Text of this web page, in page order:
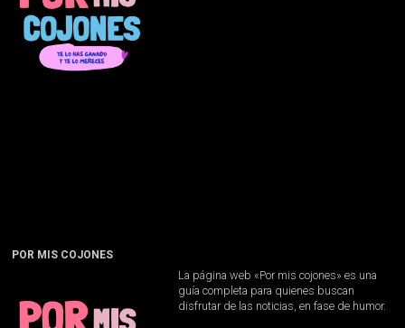
POR MIS COJONES
La página web «Por mis cojones» es una
guía completa para quienes buscan
disfrutar de las noticias, en fase de humor.